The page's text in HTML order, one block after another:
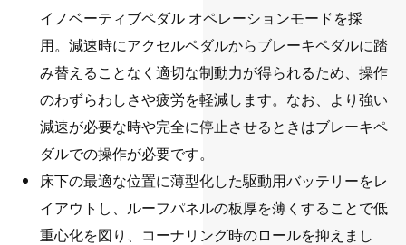
イノベーティブペダル オペレーションモードを採
用。減速時にアクセルペダルからブレーキペダルに踏
み替えることなく適切な制動力が得られるため、操作
のわずらわしさや疲労を軽減します。なお、より強い
減速が必要な時や完全に停止させるときはブレーキペ
ダルでの操作が必要です。
床下の最適な位置に薄型化した駆動用バッテリーをレ
イアウトし、ルーフパネルの板厚を薄くすることで低
重心化を図り、コーナリング時のロールを抑えまし